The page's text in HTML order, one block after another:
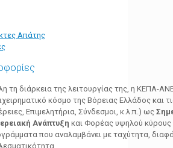
Απάτης
τη διάρκεια της λειτουργίας της, η ΚΕΠΑ-
κόσμο της Βόρειας Ελλάδος και
Επιμελητήρια, Σύνδεσμοι, κ.λ.π.) ως
Ανάπτυξη και Φορέας υψηλού κύρους
που αναλαμβάνει με ταχύτητα,